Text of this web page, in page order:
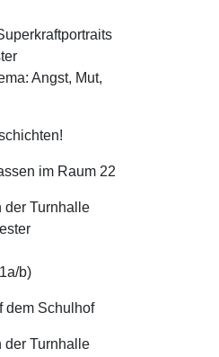
Angst, Mut,
im Raum 22
der Turnhalle
b)
dem Schulhof
der Turnhalle